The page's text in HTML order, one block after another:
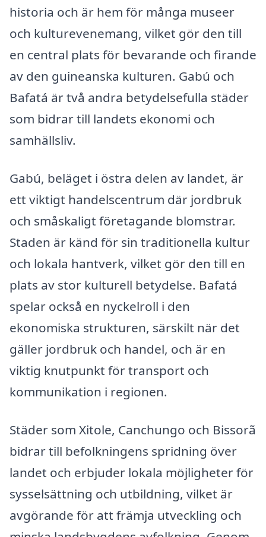
historia och är hem för många museer
och kulturevenemang, vilket gör den till
en central plats för bevarande och firande
av den guineanska kulturen. Gabú och
Bafatá är två andra betydelsefulla städer
som bidrar till landets ekonomi och
samhällsliv.
Gabú, beläget i östra delen av landet, är
ett viktigt handelscentrum där jordbruk
och småskaligt företagande blomstrar.
Staden är känd för sin traditionella kultur
och lokala hantverk, vilket gör den till en
plats av stor kulturell betydelse. Bafatá
spelar också en nyckelroll i den
ekonomiska strukturen, särskilt när det
gäller jordbruk och handel, och är en
viktig knutpunkt för transport och
kommunikation i regionen.
Städer som Xitole, Canchungo och Bissorã
bidrar till befolkningens spridning över
landet och erbjuder lokala möjligheter för
sysselsättning och utbildning, vilket är
avgörande för att främja utveckling och